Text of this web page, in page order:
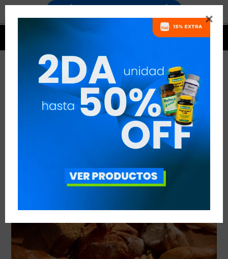

HIDRATOS DE CARBONO
VER TODAS LAS ENTRADAS
EntrenamientoNutrición